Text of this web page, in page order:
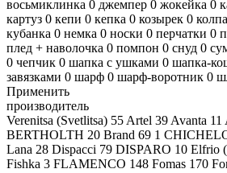
восьмиклинка 0 джемпер 0 жокейка 0
картуз 0 кепи 0 кепка 0 козырек 0
кубанка 0 немка 0 носки 0 перчатки 0
плед + наволочка 0 помпон 0 снуд 0
0 чепчик 0 шапка с ушками 0 шапка-
завязками 0 шарф 0 шарф-воротник 0
Применить
производитель
Verenitsa (Svetlitsa) 55 Artel 39 Avanta 11
BERTHOLTH 20 Brand 69 1
Lana 28 Dispacci 79 DISPARO 10 Elfrio
Fishka 3 FLAMENCO 148 Fomas 170